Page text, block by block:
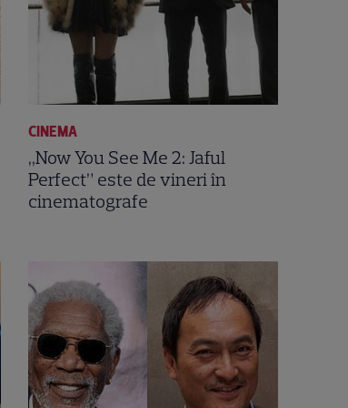
CINEMA
,,Now You See Me 2: Jaful
Perfect” este de vineri în
cinematografe